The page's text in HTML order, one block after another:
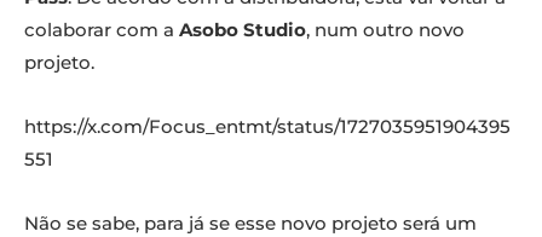
colaborar com a Asobo Studio, num outro novo
projeto.
https://x.com/Focus_entmt/status/1727035951904395
551
Não se sabe, para já se esse novo projeto será um